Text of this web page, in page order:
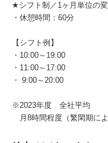
★シフト制／1ヶ月単位の
・休憩時間：60分
【シフト例】
・10:00～19:00
・11:00～17:00
・ 9:00～20:00
※2023年度 全社平均
月8時間程度（繁閑期によ